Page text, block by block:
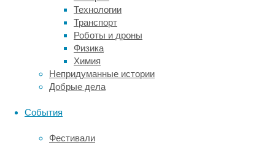
Технологии
Транспорт
Роботы и дроны
Физика
Химия
Непридуманные истории
Добрые дела
События
Фестивали
неё
светлые
пушковые
волосы,
не
реагирующие
лазер.
ног